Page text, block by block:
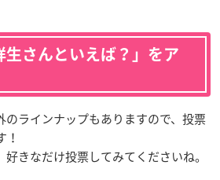
生さんといえば？」をア
のラインナップもありますので、投票
きなだけ投票してみてくださいね。